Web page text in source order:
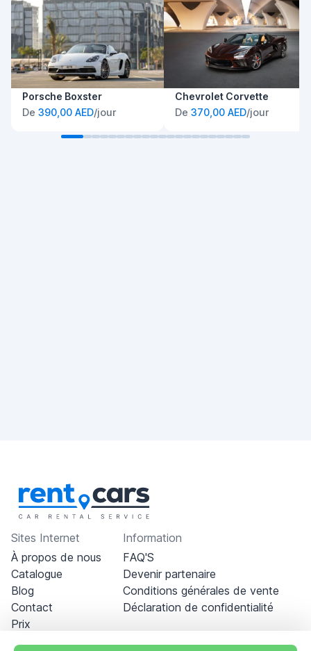
Porsche Boxster
De 390,00 AED/jour
Chevrolet Corvette
De 370,00 AED/jour
Sites Internet
À propos de nous
Catalogue
Blog
Contact
Prix
Information
FAQ'S
Devenir partenaire
Conditions générales de vente
Déclaration de confidentialité